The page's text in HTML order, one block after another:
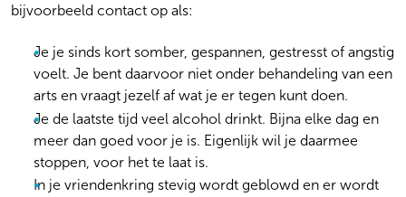
bijvoorbeeld contact op als:
Je je sinds kort somber, gespannen, gestresst of angstig
voelt. Je bent daarvoor niet onder behandeling van een
arts en vraagt jezelf af wat je er tegen kunt doen.
Je de laatste tijd veel alcohol drinkt. Bijna elke dag en
meer dan goed voor je is. Eigenlijk wil je daarmee
stoppen, voor het te laat is.
In je vriendenkring stevig wordt geblowd en er wordt